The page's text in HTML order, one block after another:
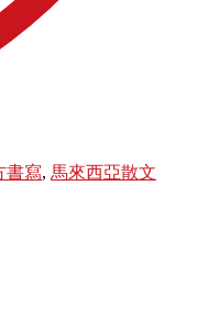
書寫, 馬來西亞散文